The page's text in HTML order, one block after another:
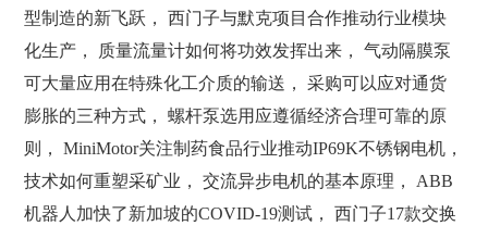
型制造的新飞跃， 西门子与默克项目合作推动行业模块
化生产， 质量流量计如何将功效发挥出来， 气动隔膜泵
可大量应用在特殊化工介质的输送， 采购可以应对通货
膨胀的三种方式， 螺杆泵选用应遵循经济合理可靠的原
则， MiniMotor关注制药食品行业推动IP69K不锈钢电机，
技术如何重塑采矿业， 交流异步电机的基本原理， ABB
机器人加快了新加坡的COVID-19测试， 西门子17款交换